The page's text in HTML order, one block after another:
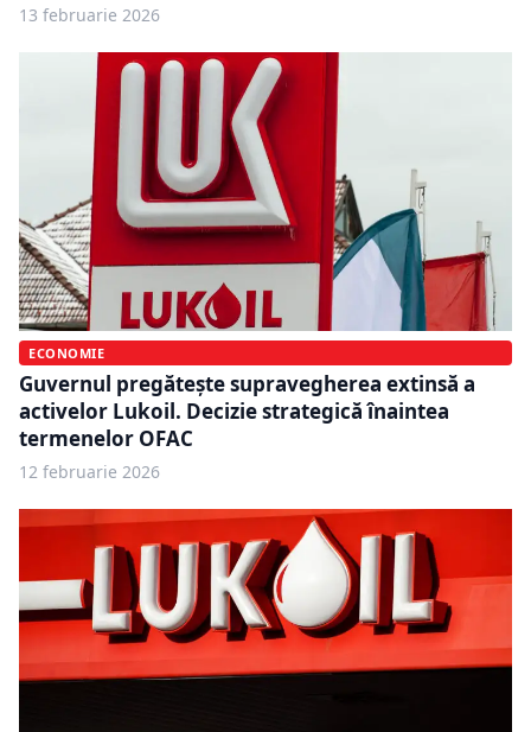
13 februarie 2026
ECONOMIE
Guvernul pregătește supravegherea extinsă a
activelor Lukoil. Decizie strategică înaintea
termenelor OFAC
12 februarie 2026